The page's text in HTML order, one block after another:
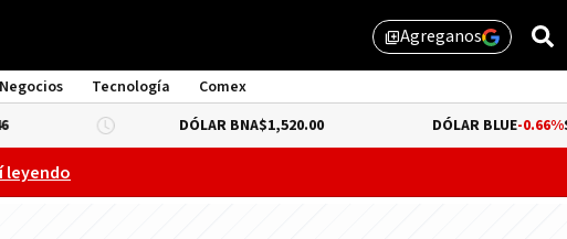
library_addAgreganos
Negocios Tecnología
Comex
DÓLAR BNA $1,520.00 DÓLAR BLUE-0.66% $1,530.00
busca aprobar lo que queda de "propiedad privada" y evitar un
leyendo